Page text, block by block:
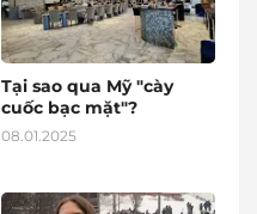
Tại sao qua Mỹ "cày
cuốc bạc mặt"?
08.01.2025